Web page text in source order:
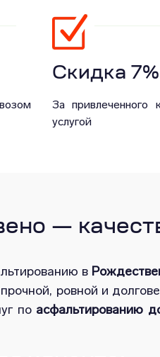
Скидка 7%
За привлеченного
услугой
—
в
ровной и
по асфальтированию